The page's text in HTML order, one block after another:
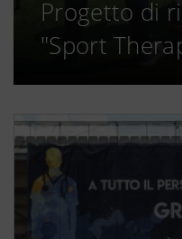
Progetto di
"Sport